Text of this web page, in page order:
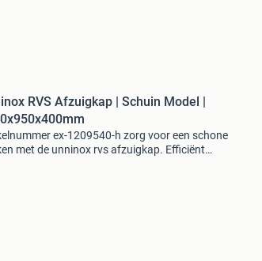
RVS Afzuigkap | Schuin Model |
ex-1209540-h zorg voor een schone
met de unninox rvs afzuigkap. Efficiënt